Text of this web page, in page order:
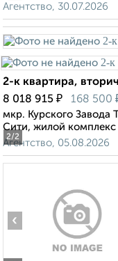
Агентство, 30.07.2026
2/2
2-к квартира,
8 018 915 ₽ 168 500
мкр. Курского Завода
Сити, жилой
Агентство, 05.08.2026
‹